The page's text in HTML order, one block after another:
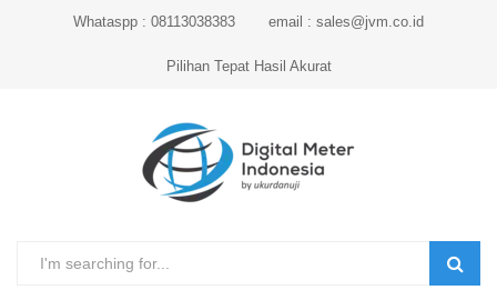
Whataspp : 08113038383 email : sales@jvm.co.id
Pilihan Tepat Hasil Akurat